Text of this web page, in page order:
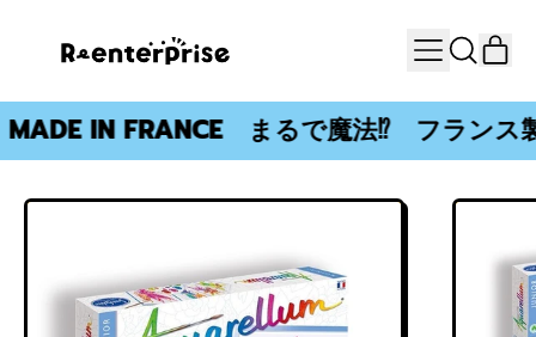
IN FRANCE まるで魔法⁉ フランス製で日